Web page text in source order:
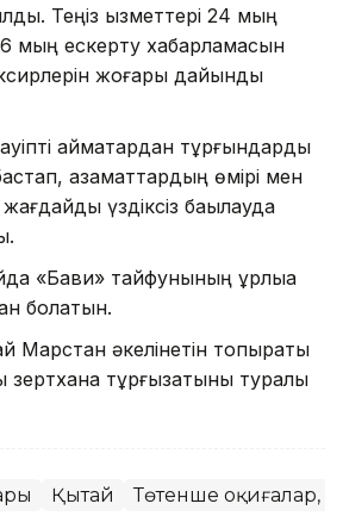
Теңіз қызметтері 24 мың
мың ескерту хабарламасын
жоғары дайындық
қауіпті аймақтардан тұрғындарды
азаматтардың өмірі мен
жағдайды үздіксіз бақылауда
«Бави» тайфунының құрлыққа
болатын.
Марстан әкелінетін топырақты
зертхана тұрғызатыны туралы
Қытай Төтенше оқиғалар,